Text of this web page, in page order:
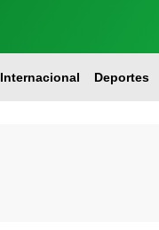
Internacional Deportes